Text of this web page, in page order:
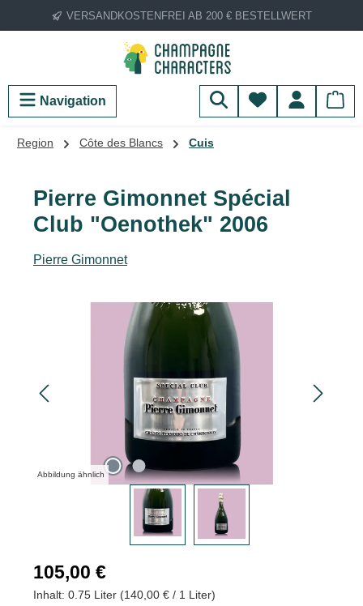
Zum Hauptinhalt springen
VERSANDKOSTENFREI AB 200 € BESTELLWERT
Navigation Du hast 0
Region Côte des Blancs Cuis
Pierre Gimonnet Spécial
Club "Oenothek" 2006
Pierre Gimonnet
Bildergalerie überspringen
Abbildung ähnlich
Regulärer Preis:
105,00 €
Inhalt: 0.75 Liter (140,00 € / 1 Liter)